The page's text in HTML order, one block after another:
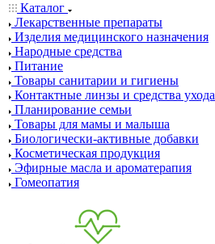
Каталог
Лекарственные препараты
Изделия медицинского назначения
Народные средства
Питание
Товары санитарии и гигиены
Контактные линзы и средства ухода
Планирование семьи
Товары для мамы и малыша
Биологически-активные добавки
Косметическая продукция
Эфирные масла и ароматерапия
Гомеопатия